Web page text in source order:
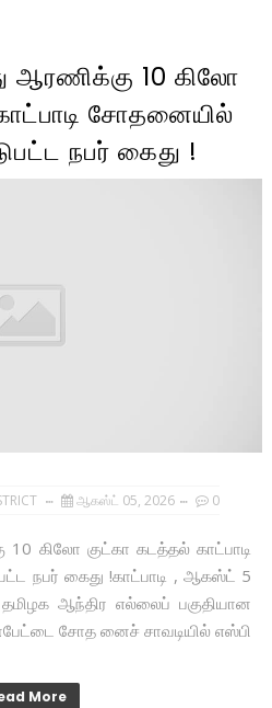
ஆரணிக்கு 10 கிலோ
சோதனையில்
நபர் கைது !
ஆகஸ்ட் 05, 2026 0
10 கிலோ குட்கா கடத்தல் காட்பாடி
நபர் கைது !காட்பாடி , ஆகஸ்ட் 5
ஆந்திர எல்லைப் பகுதியான
சோத னைச் சாவடியில் எஸ்பி
More